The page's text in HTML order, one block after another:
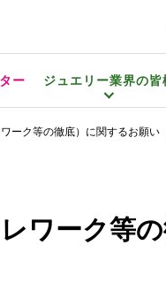
ー ジュエリー業界の皆
ーク等の徹底）に関するお願い
ワーク等